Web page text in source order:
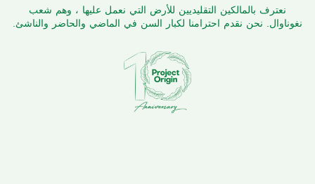
نعترف بالمالكين التقليديين للأرض التي نعمل عليها ، وهم شعب
نغوناوال. نحن نقدم احترامنا لكبار السن في الماضي والحاضر والناشئ.